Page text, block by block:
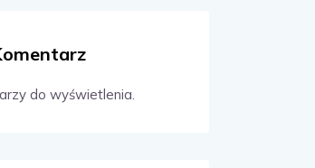
do wyświetlenia.